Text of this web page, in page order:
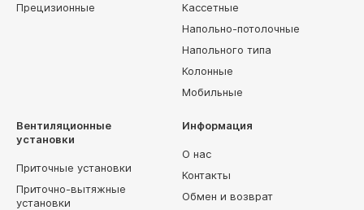
Прецизионные
Кассетные
Напольно-потолочные
Напольного типа
Колонные
Мобильные
Вентиляционные
установки
Приточные установки
Приточно-вытяжные
установки
Информация
О нас
Контакты
Обмен и возврат